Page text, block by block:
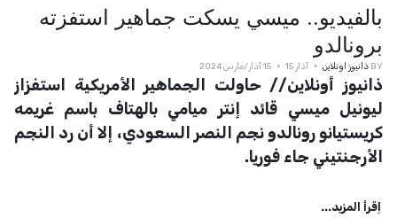
بالفيديو.. ميسي يسكت جماهير استفزته
برونالدو
BY ذانيوز اونلاين آذار 15 15 آذار/مارس 2024
ذانيوز أونلاين// حاولت الجماهير الأمريكية استفزاز
ليونيل ميسي قائد إنتر ميامي بالهتاف باسم غريمه
كريستيانو رونالدو نجم النصر السعودي، إلا أن رد النجم
الأرجنتيني جاء فوريا.
اِقرأ المزيد...